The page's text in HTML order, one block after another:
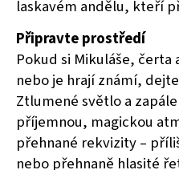
laskavém andělu, kteří
Připravte prostředí
Pokud si Mikuláše, čerta
nebo je hrají známí,
Ztlumené světlo a
příjemnou, magickou
přehnané rekvizity –
nebo přehnaně hlasité